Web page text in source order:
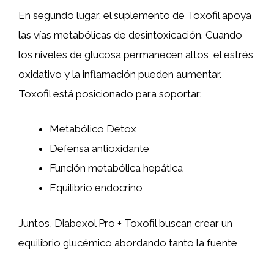
En segundo lugar, el suplemento de Toxofil apoya
las vías metabólicas de desintoxicación. Cuando
los niveles de glucosa permanecen altos, el estrés
oxidativo y la inflamación pueden aumentar.
Toxofil está posicionado para soportar:
Metabólico Detox
Defensa antioxidante
Función metabólica hepática
Equilibrio endocrino
Juntos, Diabexol Pro + Toxofil buscan crear un
equilibrio glucémico abordando tanto la fuente